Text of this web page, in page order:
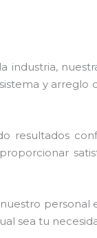
industria,
y
resultados
personal
sea tu